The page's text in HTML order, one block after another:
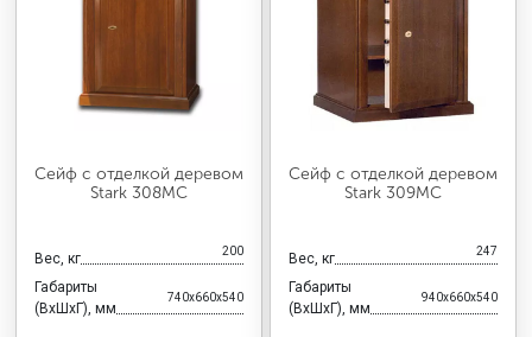
Сейф с отделкой деревом
Stark 308MC
Вес, кг 200
Габариты
(ВхШхГ), мм
740x660x540
Сейф с отделкой деревом
Stark 309MC
Вес, кг 247
Габариты
(ВхШхГ), мм
940x660x540